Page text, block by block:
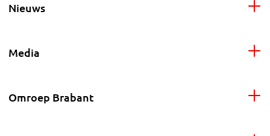
Nieuws
Media
Omroep Brabant